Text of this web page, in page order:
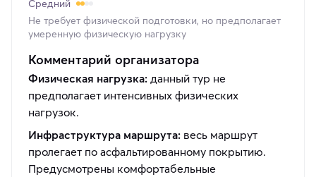
Средний
Не требует физической подготовки, но предполагает
умеренную физическую нагрузку
Комментарий организатора
Физическая нагрузка: данный тур не
предполагает интенсивных физических
нагрузок.
Инфраструктура маршрута: весь маршрут
пролегает по асфальтированному покрытию.
Предусмотрены комфортабельные